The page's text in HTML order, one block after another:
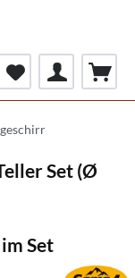
Set (Ø
Set